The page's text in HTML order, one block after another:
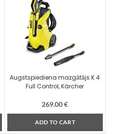
Augstspiediena mazgātājs K 4
Full Control, Kärcher
269.00€
ADD TO CART